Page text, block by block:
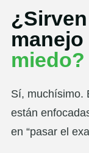
manejo
miedo?
Sí, muchísimo.
están
en “pasar el